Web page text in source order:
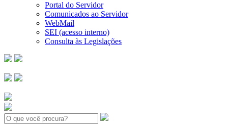
Portal do Servidor
Comunicados ao Servidor
WebMail
SEI (acesso interno)
Consulta às Legislações
Search: